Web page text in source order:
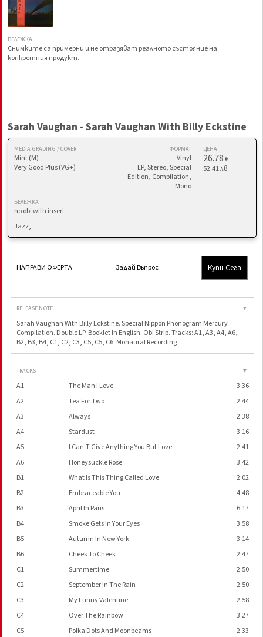
БЕЛЕЖКА
Снимките са примерни и не отразяват реалното състояние на
конкретния продукт.
Sarah Vaughan - Sarah Vaughan With Billy Eckstine
MEDIA GRADING / COVER
Mint (M)
Very Good Plus (VG+)
ФОРМАТ
Vinyl
LP, Stereo, Special
Edition, Compilation,
Mono
ЦЕНА
26.78€
52.41 лв.
БЕЛЕЖКА
no obi with insert
Jazz,
НАПРАВИ ОФЕРТА Задай Въпрос Купи Сега
RELEASE NOTE ▼
Sarah Vaughan With Billy Eckstine. Special Nippon Phonogram Mercury
Compilation. Double LP. Booklet In English. Obi Strip. Tracks: A1, A3, A4, A6,
B2, B3, B4, C1, C2, C3, C5, C5, C6: Monaural Recording
TRACKS ▼
A1 The Man I Love
3:36
A2
Tea For Two
2:44
A3
Always
2:38
A4
Stardust
3:16
A5
I Can'T Give Anything You But Love
2:41
A6
Honeysuckle Rose
3:42
B1
What Is This Thing Called Love
2:02
B2
Embraceable You
4:48
B3
April In Paris
6:17
B4
Smoke Gets In Your Eyes
3:58
B5
Autumn In New York
3:14
B6
Cheek To Cheek
2:47
C1
Summertime
2:50
C2
September In The Rain
2:50
C3
My Funny Valentine
2:58
C4
Over The Rainbow
3:27
C5
Polka Dots And Moonbeams
2:33